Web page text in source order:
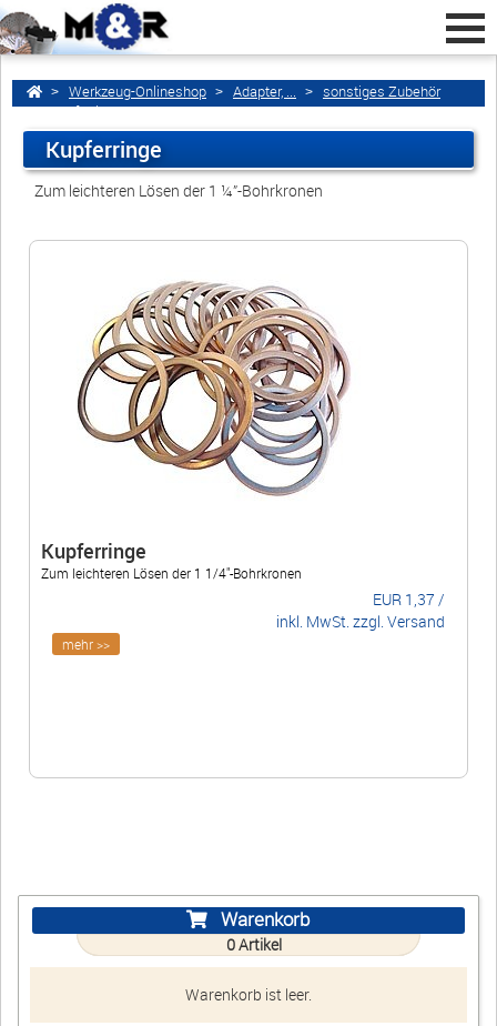
Home zurück
Kupferringe
Werkzeugschleiferei M&R GmbH
Marie-Curie-Str. 4a
16321 Bernau bei Berlin • Deutschland
info@werkzeugschleiferei-
schmiede.de
+49 (0)30 91425042
Öffnungszeiten
Anfahrt vCard QR-Code Bookmark
Ebay
Werkzeug-Onlineshop Adapter, ...
sonstiges Zubehör
Kupferringe
Kupferringe
Zum leichteren Lösen der 1 ¼”-Bohrkronen
Kupferringe
Zum leichteren Lösen der 1 1/4"-Bohrkronen
EUR 1,37 /
inkl. MwSt. zzgl. Versand
mehr >>
Warenkorb
0Artikel
Warenkorb ist leer.